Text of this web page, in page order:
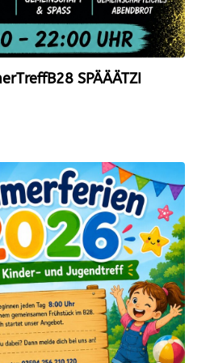
SPÄÄÄTZI